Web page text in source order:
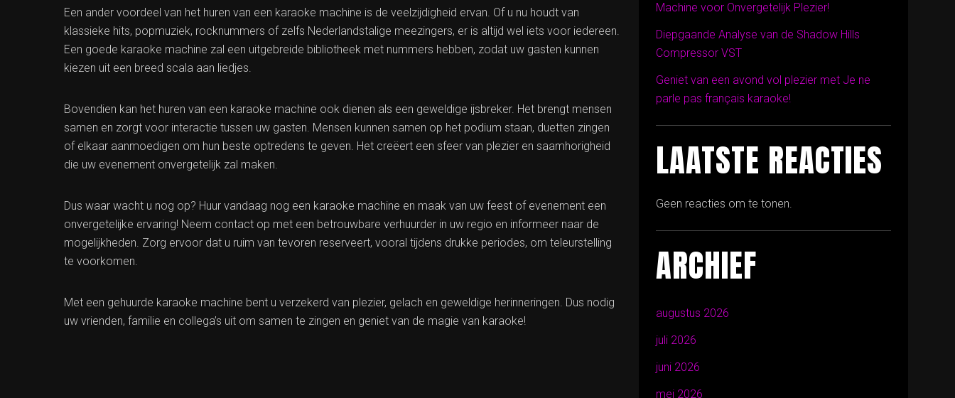
Een ander voordeel van het huren van een karaoke machine is de veelzijdigheid ervan. Of u nu houdt van
klassieke hits, popmuziek, rocknummers of zelfs Nederlandstalige meezingers, er is altijd wel iets voor iedereen.
Een goede karaoke machine zal een uitgebreide bibliotheek met nummers hebben, zodat uw gasten kunnen
kiezen uit een breed scala aan liedjes.
Bovendien kan het huren van een karaoke machine ook dienen als een geweldige ijsbreker. Het brengt mensen
samen en zorgt voor interactie tussen uw gasten. Mensen kunnen samen op het podium staan, duetten zingen
of elkaar aanmoedigen om hun beste optredens te geven. Het creëert een sfeer van plezier en saamhorigheid
die uw evenement onvergetelijk zal maken.
Dus waar wacht u nog op? Huur vandaag nog een karaoke machine en maak van uw feest of evenement een
onvergetelijke ervaring! Neem contact op met een betrouwbare verhuurder in uw regio en informeer naar de
mogelijkheden. Zorg ervoor dat u ruim van tevoren reserveert, vooral tijdens drukke periodes, om teleurstelling
te voorkomen.
Met een gehuurde karaoke machine bent u verzekerd van plezier, gelach en geweldige herinneringen. Dus nodig
uw vrienden, familie en collega’s uit om samen te zingen en geniet van de magie van karaoke!
Machine voor Onvergetelijk Plezier!
Diepgaande Analyse van de Shadow Hills
Compressor VST
Geniet van een avond vol plezier met Je ne
parle pas français karaoke!
LAATSTE REACTIES
Geen reacties om te tonen.
ARCHIEF
augustus 2026
juli 2026
juni 2026
mei 2026